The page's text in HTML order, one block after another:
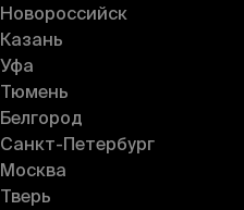
Новороссийск
Казань
Уфа
Тюмень
Белгород
Санкт-Петербург
Москва
Тверь